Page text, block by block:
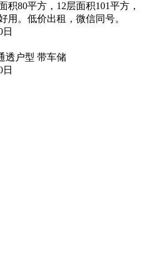
积80平方，12层面积101平方，
用。低价出租，微信同号。
透户型 带车储